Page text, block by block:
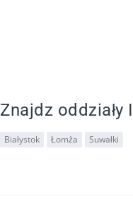
Znajdz
Białystok Łomża Suwałki